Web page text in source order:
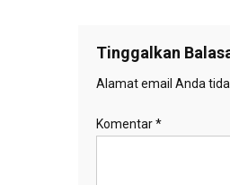
Tinggalkan
Alamat email Anda
Komentar*